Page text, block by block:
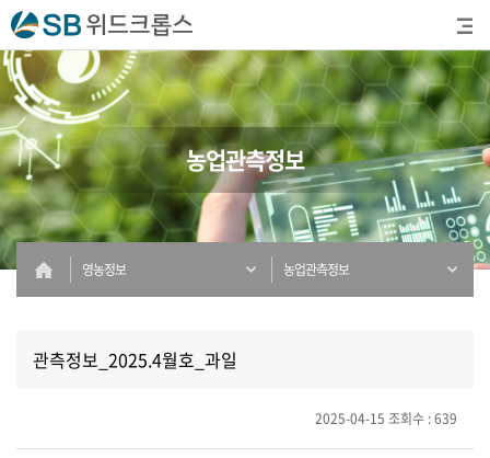
농업관측정보
영농정보 농업관측정보
관측정보_2025.4월호_과일
2025-04-15 조회수 : 639